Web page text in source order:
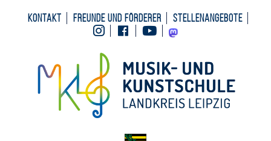
Kontakt Freunde und Förderer
Stellenangebote
InstagramFacebookYoutubeMastodon